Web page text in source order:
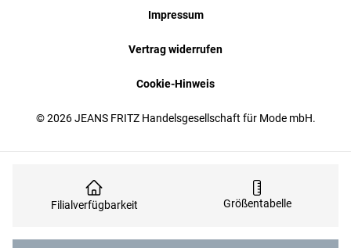
Filialverfügbarkeit Größentabelle
© 2026 JEANS FRITZ Handelsgesellschaft für Mode mbH.
Impressum
Vertrag widerrufen
Cookie-Hinweis